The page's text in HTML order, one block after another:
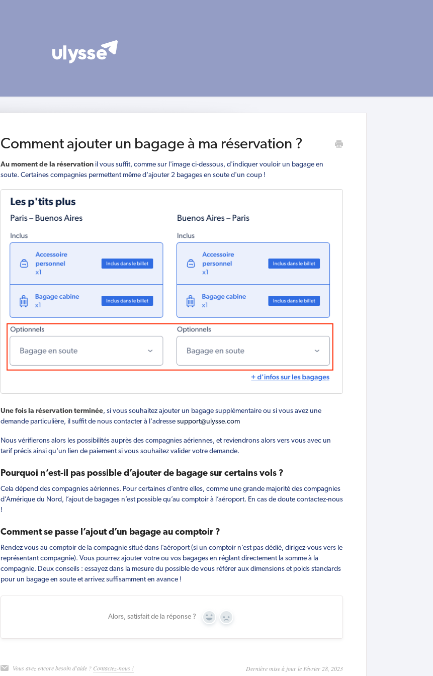
Comment ajouter un bagage à ma réservation ?
Au moment de la réservationil vous suffit, comme sur l'image ci-dessous, d'indiquer vouloir un bagage en
soute. Certaines compagnies permettent même d'ajouter 2 bagages en soute d'un coup !
Une fois la réservation terminée, si vous souhaitez ajouter un bagage supplémentaire ou si vous avez une
demande particulière, il suffit de nous contacter à l'adresse support@ulysse.com
Nous vérifierons alors les possibilités auprès des compagnies aériennes, et reviendrons alors vers vous avec un
tarif précis ainsi qu'un lien de paiement si vous souhaitez valider votre demande.
Pourquoi n’est-il pas possible d’ajouter de bagage sur certains vols ?
Cela dépend des compagnies aériennes. Pour certaines d’entre elles, comme une grande majorité des compagnies
d’Amérique du Nord, l’ajout de bagages n’est possible qu’au comptoir à l’aéroport. En cas de doute contactez-nous
!
Comment se passe l’ajout d’un bagage au comptoir ?
Rendez vous au comptoir de la compagnie situé dans l’aéroport (si un comptoir n’est pas dédié, dirigez-vous vers le
représentant compagnie). Vous pourrez ajouter votre ou vos bagages en réglant directement la somme à la
compagnie. Deux conseils : essayez dans la mesure du possible de vous référer aux dimensions et poids standards
pour un bagage en soute et arrivez suffisamment en avance !
Alors, satisfait de la réponse ?
Yes No
Vous avez encore besoin d'aide ? Contactez-nous ! Dernière mise à jour le Février 28, 2023